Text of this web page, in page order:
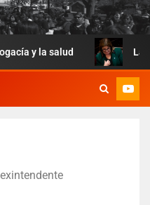
salud La Ley de